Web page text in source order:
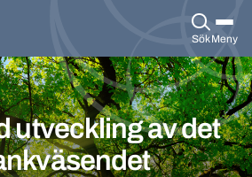
SökMeny
utveckling av det